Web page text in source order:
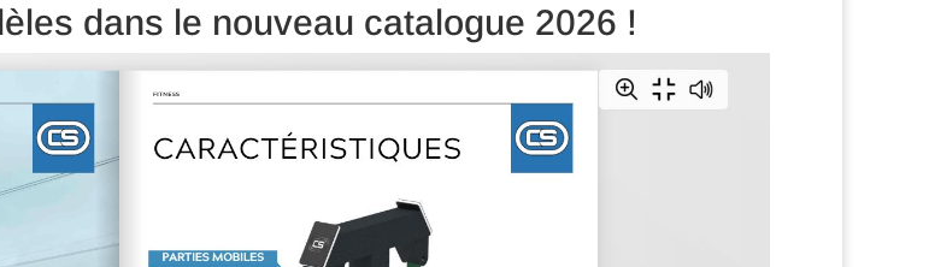
dans le nouveau catalogue 2026 !